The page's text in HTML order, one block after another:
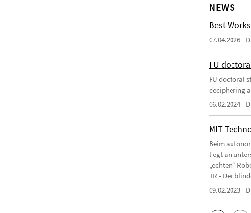
NEWS
Best
07.04.2026
FU
FU doctoral
deciphering
06.02.2024
MIT
Beim
liegt an
„echten“
TR - Der
09.02.2023